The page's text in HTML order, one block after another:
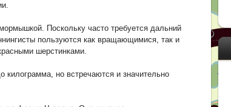
Поскольку часто требуется дальний
пользуются как вращающимися, так и
шерстинками.
но встречаются и значительно